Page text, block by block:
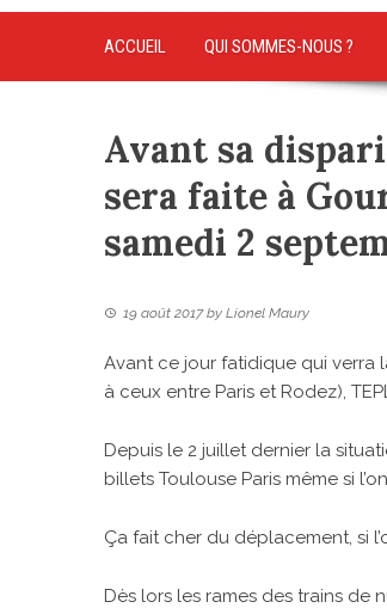
ACCUEIL QUI SOMMES-NOUS ?
Avant sa
sera faite à
samedi 2
19 août 2017by Lionel Maury
Avant ce jour fatidique qui verra
à ceux entre Paris et Rodez),
Depuis le 2 juillet dernier la
billets Toulouse Paris même si
Ça fait cher du déplacement, si
Dès lors les rames des trains de